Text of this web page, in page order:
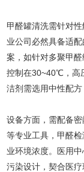
甲醛罐清洗需针对
业公司必然具备适
案，如针对多聚甲
控制在30~40℃，高
洁剂需选用中性配方
设备方面，需配备
等专业工具，甲醛
业环境浓度。医用
污染设计，契合医疗